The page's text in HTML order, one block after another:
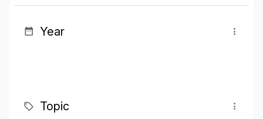
Year
Topic